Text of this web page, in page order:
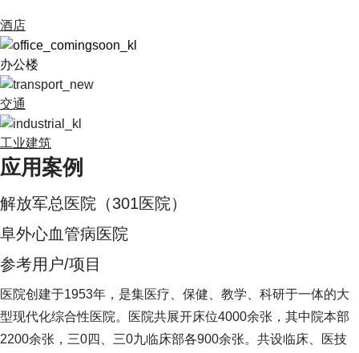
酒店
办公楼
交通
工业建筑
应用案例
解放军总医院（301医院）
阜外心血管病医院
参考用户/项目
医院创建于1953年，是集医疗、保健、教学、科研于一体的大
型现代化综合性医院。医院共展开床位4000余张，其中院本部
2200余张，三0四、三0九临床部各900余张。共设临床、医技